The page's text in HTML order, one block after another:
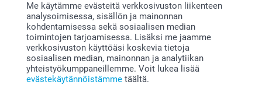
Me käytämme evästeitä verkkosivuston liikenteen
analysoimisessa, sisällön ja mainonnan
kohdentamisessa sekä sosiaalisen median
toimintojen tarjoamisessa. Lisäksi me jaamme
verkkosivuston käyttöäsi koskevia tietoja
sosiaalisen median, mainonnan ja analytiikan
yhteistyökumppaneillemme. Voit lukea lisää
evästekäytännöistämme täältä.
Uusi mallia
Lahjapaketointi Tarrat
6 mallia
Alkaen 9,95
(5 arvostelut)
Karkkipussi DIY
2 mallia
16,95
Lahjarasia Muki